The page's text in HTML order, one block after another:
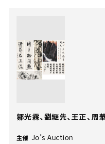
鄒光霖、劉継先、王正、
主催 Jo's Auction